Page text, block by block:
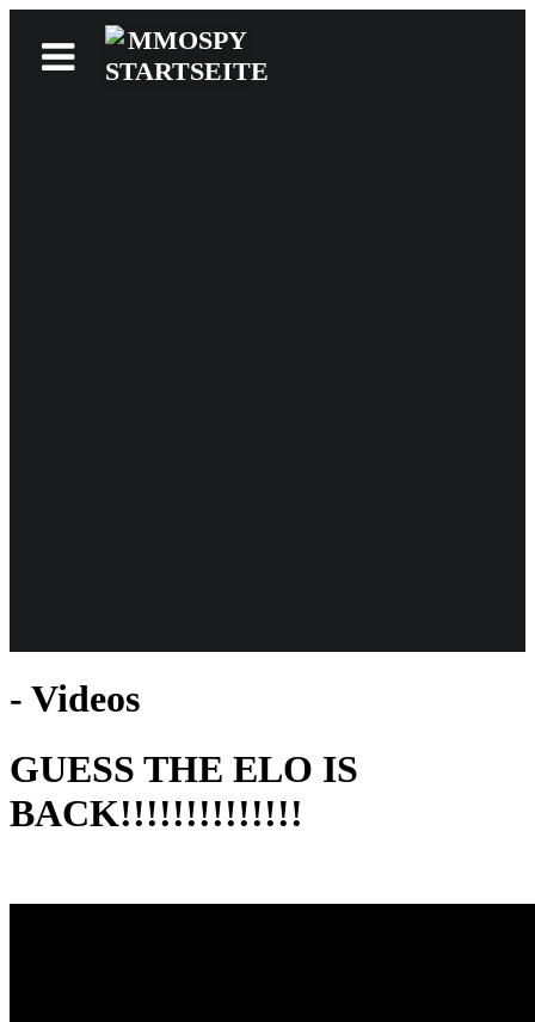
- Videos
GUESS THE ELO IS
BACK!!!!!!!!!!!!!!